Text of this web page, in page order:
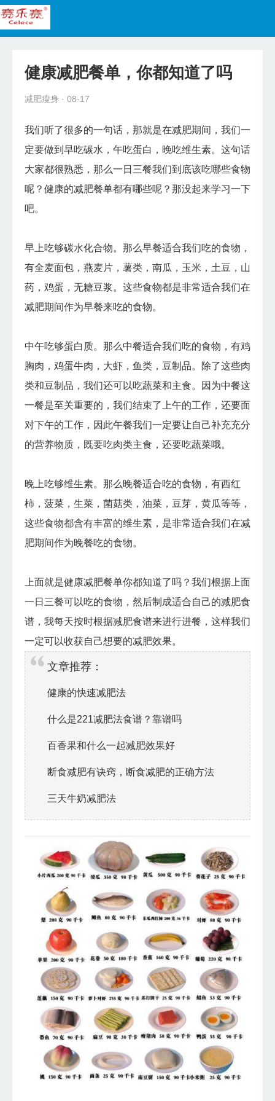
健康减肥餐单，你都知道了吗
减肥瘦身 · 08-17
我们听了很多的一句话，那就是在减肥期间，我们一
定要做到早吃碳水，午吃蛋白，晚吃维生素。这句话
大家都很熟悉，那么一日三餐我们到底该吃哪些食物
呢？健康的减肥餐单都有哪些呢？那没起来学习一下
吧。
早上吃够碳水化合物。那么早餐适合我们吃的食物，
有全麦面包，燕麦片，薯类，南瓜，玉米，土豆，山
药，鸡蛋，无糖豆浆。这些食物都是非常适合我们在
减肥期间作为早餐来吃的食物。
中午吃够蛋白质。那么中餐适合我们吃的食物，有鸡
胸肉，鸡蛋牛肉，大虾，鱼类，豆制品。除了这些肉
类和豆制品，我们还可以吃蔬菜和主食。因为中餐这
一餐是至关重要的，我们结束了上午的工作，还要面
对下午的工作，因此午餐我们一定要让自己补充充分
的营养物质，既要吃肉类主食，还要吃蔬菜哦。
晚上吃够维生素。那么晚餐适合吃的食物，有西红
柿，菠菜，生菜，菌菇类，油菜，豆芽，黄瓜等等，
这些食物都含有丰富的维生素，是非常适合我们在减
肥期间作为晚餐吃的食物。
上面就是健康减肥餐单你都知道了吗？我们根据上面
一日三餐可以吃的食物，然后制成适合自己的减肥食
谱，我每天按时根据减肥食谱来进行进餐，这样我们
一定可以收获自己想要的减肥效果。
文章推荐：
健康的快速减肥法
什么是221减肥法食谱？靠谱吗
百香果和什么一起减肥效果好
断食减肥有诀窍，断食减肥的正确方法
三天牛奶减肥法